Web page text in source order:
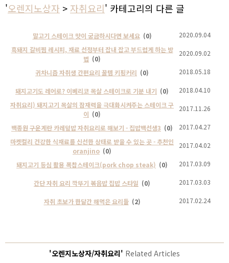
'오렌지노상자 > 자취요리' 카테고리의 다른 글
말고기 스테이크 맛이 궁금하시다면 보세요 (0)
2020.09.04
흑돼지 갈비찜 레시피, 재료 선정부터 잡내 잡고 부드럽게 하는 방
법 (0)
2020.09.02
귀차니즘 자취생 간편요리 꿀템 키핑커리 (0) 2018.05.18
돼지고기도 레어로? 이베리코 목살 스테이크로 기분 내기 (0)
2018.04.10
자취요리) 돼지고기 목살의 잠재력을 극대화시켜주는 스테이크 구
이 (0)
2017.11.26
백종원 구운계란 카레덮밥 자취요리로 해보기 - 집밥백선생3 (0)
2017.04.27
마켓컬리 건강한 식재료를 신선한 상태로 받을 수 있는 곳 - 추천인
oranjino (0)
2017.04.02
돼지고기 등심 활용 폭찹스테이크(pork chop steak) (0) 2017.03.09
간단 자취 요리 깍뚜기 볶음밥 집밥 스타일 (0) 2017.03.03
자취 초보가 한달간 해먹은 요리들 (2) 2017.02.24
'오렌지노상자/자취요리' Related Articles